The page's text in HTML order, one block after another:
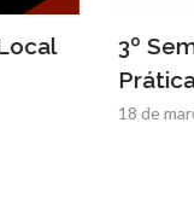
3º
18 de